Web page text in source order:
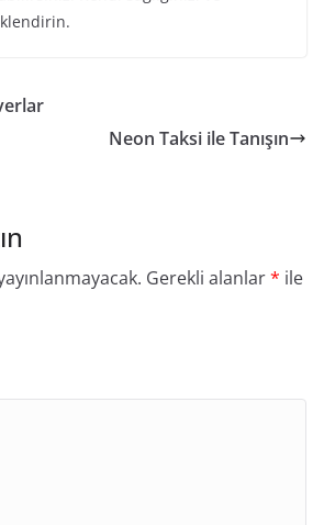
Neon Taksi ile Tanışın
Gerekli alanlar* ile